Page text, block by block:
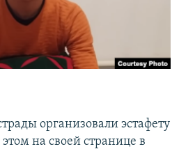
организовали эстафету
на своей странице в